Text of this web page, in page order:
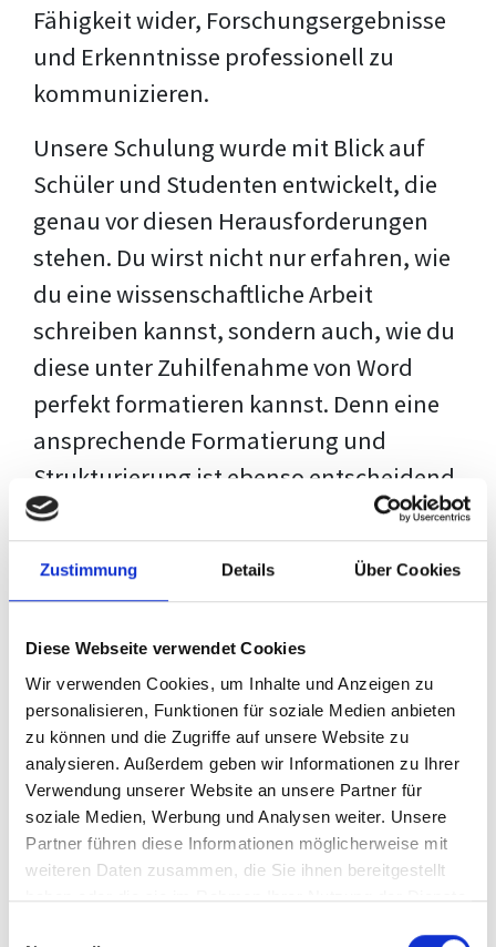
Zustimmung Details Über Cookies
Diese Webseite verwendet Cookies
Wir verwenden Cookies, um Inhalte und Anzeigen zu
personalisieren, Funktionen für soziale Medien anbieten
zu können und die Zugriffe auf unsere Website zu
analysieren. Außerdem geben wir Informationen zu Ihrer
Verwendung unserer Website an unsere Partner für
soziale Medien, Werbung und Analysen weiter. Unsere
Partner führen diese Informationen möglicherweise mit
weiteren Daten zusammen, die Sie ihnen bereitgestellt
haben oder die sie im Rahmen Ihrer Nutzung der Dienste
Fähigkeit wider, Forschungsergebnisse
und Erkenntnisse professionell zu
kommunizieren.
Unsere Schulung wurde mit Blick auf
Schüler und Studenten entwickelt, die
genau vor diesen Herausforderungen
stehen. Du wirst nicht nur erfahren, wie
du eine wissenschaftliche Arbeit
schreiben kannst, sondern auch, wie du
diese unter Zuhilfenahme von Word
perfekt formatieren kannst. Denn eine
ansprechende Formatierung und
Strukturierung ist ebenso entscheidend
wie der Inhalt selbst. Jeder Prüfer hat
eigene Erwartungen, und unsere
Schulung ist so konzipiert, dass sie dir
deiner individuellen Vorlage zeigt,
anstatt eine Einheitslösung zu bieten.
Der Prozess des wissenschaftlichen
Schreibens kann ohne das richtige
Wissen eine große Herausforderung
darstellen. Jedoch, ausgestattet mit
denTechniken und Strategiendieses
Kurses, wird die Formatierung deiner